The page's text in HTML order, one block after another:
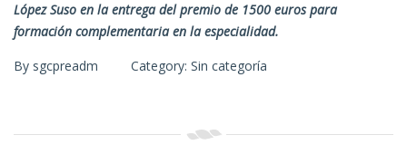
López Suso en la entrega del premio de 1500 euros para
formación complementaria en la especialidad.
By sgcpreadm Category: Sin categoría